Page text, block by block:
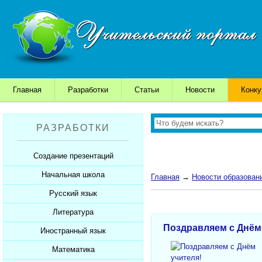
Главная Разработки Статьи Новости
РАЗРАБОТКИ
Создание презентаций
Шаблоны для презентаций
Советы начинающим
Советы дедушки
К презентации...
Начальная школа
Уроки
Презентации
Мультимедийные тесты
Печатные тесты
Русский язык
Уроки
Презентации
Мультимедийные тесты
Литература
Уроки
Презентации
Иностранный язык
Уроки
Математика
Главная → Новости
Поздравляем с Днём